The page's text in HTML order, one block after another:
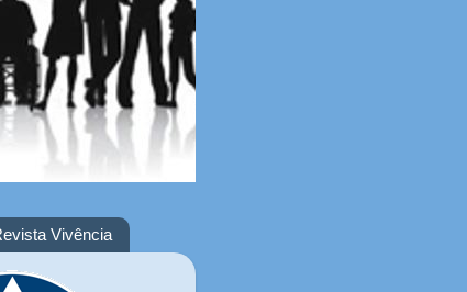
Vivência